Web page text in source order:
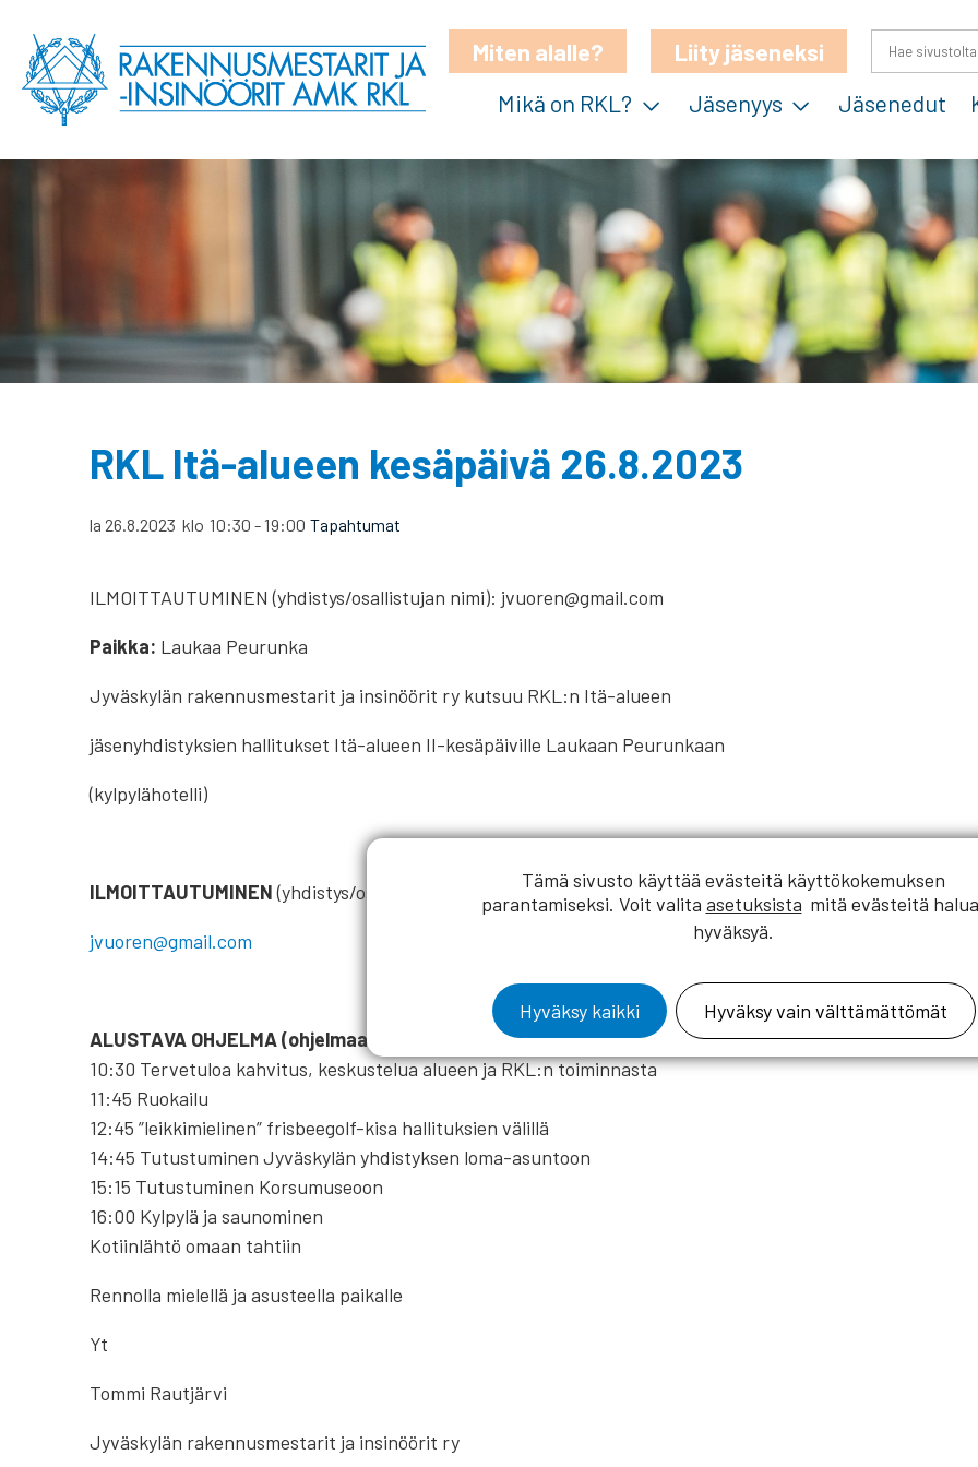
Miten alalle?
Liity jäseneksi
Mikä on RKL?
Jäsenyys Jäsenedut
RKL Itä-alueen kesäpäivä 26.8.2023
la 26.8.2023 klo 10:30 -19:00 Tapahtumat
ILMOITTAUTUMINEN (yhdistys/osallistujan nimi): jvuoren@gmail.com
Paikka: Laukaa Peurunka
Jyväskylän rakennusmestarit ja insinöörit ry kutsuu RKL:n Itä-alueen
jäsenyhdistyksien hallitukset Itä-alueen II-kesäpäiville Laukaan Peurunkaan
(kylpylähotelli)
ILMOITTAUTUMINEN(yhdistys/osallistujan nimi):
jvuoren@gmail.com
ALUSTAVA OHJELMA (ohjelmaan saattaa tulla muutoksia)
10:30 Tervetuloa kahvitus, keskustelua alueen ja RKL:n toiminnasta
11:45 Ruokailu
12:45 ”leikkimielinen” frisbeegolf-kisa hallituksien välillä
14:45 Tutustuminen Jyväskylän yhdistyksen loma-asuntoon
15:15 Tutustuminen Korsumuseoon
16:00 Kylpylä ja saunominen
Kotiinlähtö omaan tahtiin
Rennolla mielellä ja asusteella paikalle
Yt
Tommi Rautjärvi
Jyväskylän rakennusmestarit ja insinöörit ry
Tämä sivusto käyttää evästeitä käyttökokemuksen
parantamiseksi. Voit valita asetuksista mitä evästeitä
hyväksyä.
Hyväksy kaikki Hyväksy vain välttämättömät